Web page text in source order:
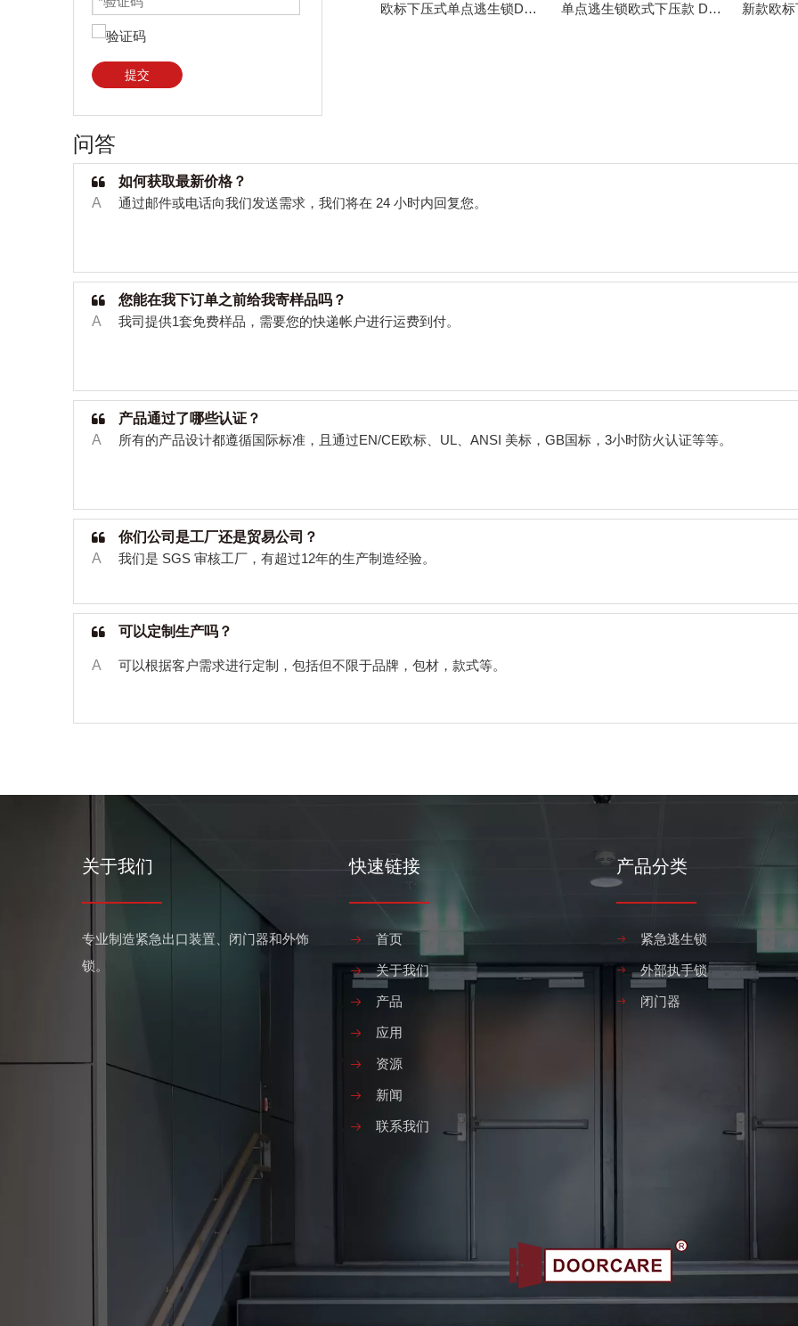
提交
欧标下压式单点逃生锁DK-1110 单点逃生锁欧式下压款 DK-1310
问答
如何获取最新价格？
A
通过邮件或电话向我们发送需求，我们将在 24 小时内回复您。
您能在我下订单之前给我寄样品吗？
A
我司提供1套免费样品，需要您的快递帐户进行运费到付。
产品通过了哪些认证？
A
所有的产品设计都遵循国际标准，且通过EN/CE欧标、 UL ANSI 美标， GB国标， 3小时防火认证等等。
你们公司是工厂还是贸易公司？
A
我们是 SGS 审核工厂，有超过12年的生产制造经验。
可以定制生产吗？
A 可以根据客户需求进行定制，包括但不限于品牌，包材，款式等。
关于我们
专业制造紧急出口装置、闭门器和外饰
锁。
快速链接
首页
关于我们
产品
应用
资源
新闻
联系我们
产品分类
紧急逃生锁
外部执手锁
闭门器